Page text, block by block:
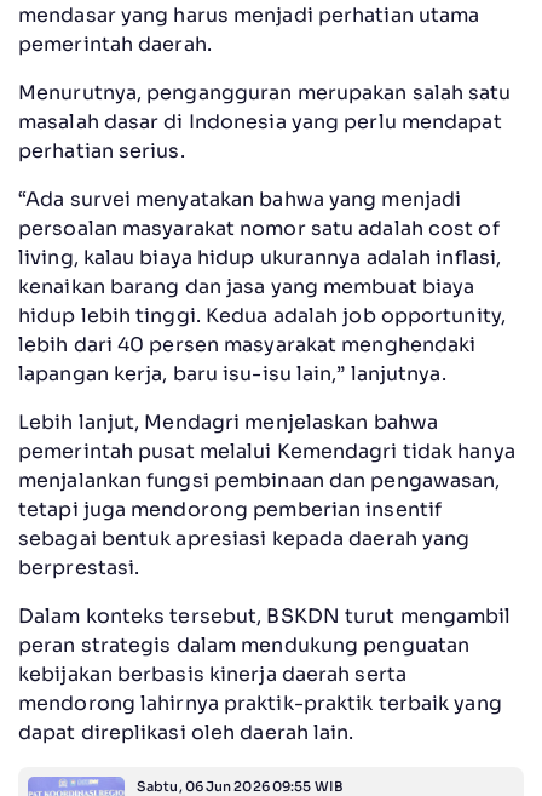
mendasar yang harus menjadi perhatian utama
pemerintah daerah.
Menurutnya, pengangguran merupakan salah satu
masalah dasar di Indonesia yang perlu mendapat
perhatian serius.
“Ada survei menyatakan bahwa yang menjadi
persoalan masyarakat nomor satu adalah cost of
living, kalau biaya hidup ukurannya adalah inflasi,
kenaikan barang dan jasa yang membuat biaya
hidup lebih tinggi. Kedua adalah job opportunity,
lebih dari 40 persen masyarakat menghendaki
lapangan kerja, baru isu-isu lain,” lanjutnya.
Lebih lanjut, Mendagri menjelaskan bahwa
pemerintah pusat melalui Kemendagri tidak hanya
menjalankan fungsi pembinaan dan pengawasan,
tetapi juga mendorong pemberian insentif
sebagai bentuk apresiasi kepada daerah yang
berprestasi.
Dalam konteks tersebut, BSKDN turut mengambil
peran strategis dalam mendukung penguatan
kebijakan berbasis kinerja daerah serta
mendorong lahirnya praktik-praktik terbaik yang
dapat direplikasi oleh daerah lain.
Sabtu, 06 Jun 2026 09:55 WIB